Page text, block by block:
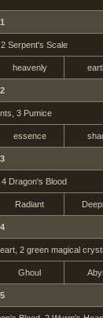
Serpent's Scale
heavenly
3 Pumice
essence
Dragon's Blood
Radiant
2 green magical
Ghoul